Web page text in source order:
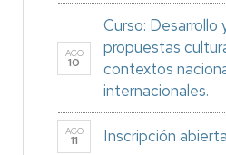
AGO
10
Curso: Desarrollo
propuestas
contextos
internacionales.
AGO
11 Inscripción